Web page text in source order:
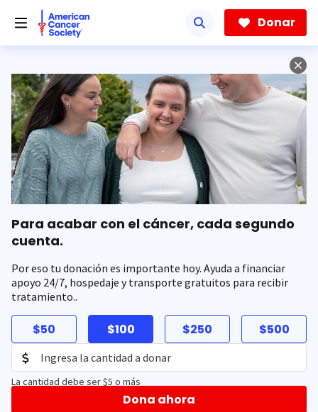
hacia
contenido
Donar
Para acabar con el cáncer, cada segundo
cuenta.
Por eso tu donación es importante hoy. Ayuda a financiar
apoyo 24/7, hospedaje y transporte gratuitos para recibir
tratamiento..
$50 $100 $250 $500
La cantidad debe ser $5 o más
Dona ahora